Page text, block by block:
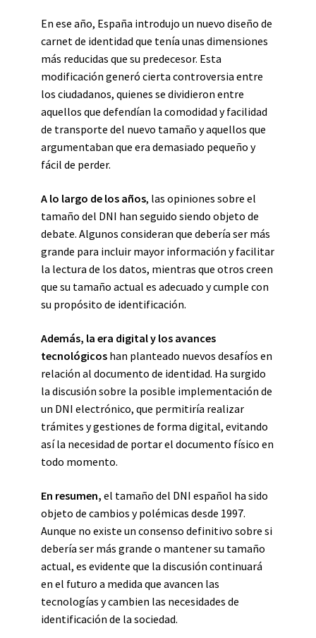
En ese año, España introdujo un nuevo diseño de
carnet de identidad que tenía unas dimensiones
más reducidas que su predecesor. Esta
modificación generó cierta controversia entre
los ciudadanos, quienes se dividieron entre
aquellos que defendían la comodidad y facilidad
de transporte del nuevo tamaño y aquellos que
argumentaban que era demasiado pequeño y
fácil de perder.
A lo largo de los años, las opiniones sobre el
tamaño del DNI han seguido siendo objeto de
debate. Algunos consideran que debería ser más
grande para incluir mayor información y facilitar
la lectura de los datos, mientras que otros creen
que su tamaño actual es adecuado y cumple con
su propósito de identificación.
Además, la era digital y los avances
tecnológicos han planteado nuevos desafíos en
relación al documento de identidad. Ha surgido
la discusión sobre la posible implementación de
un DNI electrónico, que permitiría realizar
trámites y gestiones de forma digital, evitando
así la necesidad de portar el documento físico en
todo momento.
En resumen, el tamaño del DNI español ha sido
objeto de cambios y polémicas desde 1997.
Aunque no existe un consenso definitivo sobre si
debería ser más grande o mantener su tamaño
actual, es evidente que la discusión continuará
en el futuro a medida que avancen las
tecnologías y cambien las necesidades de
identificación de la sociedad.